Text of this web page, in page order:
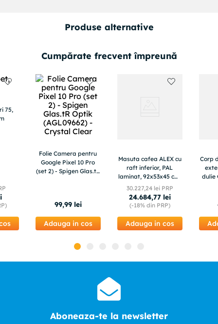
Produse alternative
Cumpărate frecvent împreună
75,
Folie Camera pentru
Google Pixel 10 Pro
(set 2) - Spigen Glas.tR
99,99 lei
Adauga in cos
Masuta cafea ALEX cu
raft inferior, PAL
laminat, 92x53x45 cm,
alb si negru
30.227,24lei PRP
24.684,77 lei
(-18%din PRP)
Adauga in cos
Corp
dulie
Aboneaza-te la newsletter